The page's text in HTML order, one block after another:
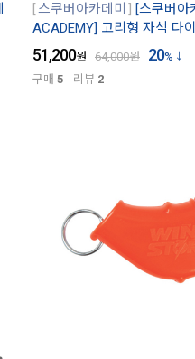
스쿠버아카데미
[스쿠버아
ACADEMY] 고리형 자석 다
51,200원 64,000원 20%
구매 5 리뷰 2